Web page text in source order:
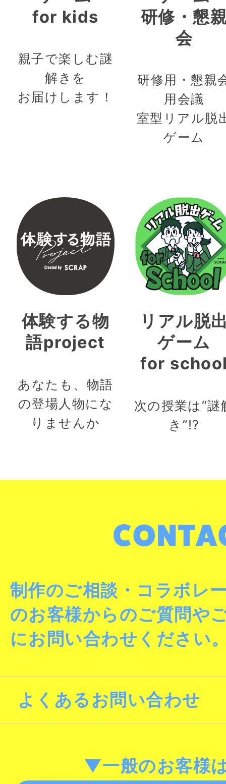
for kids
親子で楽しむ謎
解きを
お届けします！
研修・懇
会
研修用・懇親
用会議
室型リアル脱
ゲーム
体験する物
語project
あなたも、物語
の登場人物にな
りませんか
リアル脱
ゲーム
for
次の授業は“謎
き”!?
制作のご相談・コラボレ
のお客様からのご質問や
にお問い合わせください
よくあるお問い合わせ
▼一般のお客様